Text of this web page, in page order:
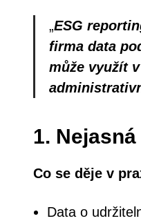
„ESG
firma data
může využít
1.
Co se děje v
Data o